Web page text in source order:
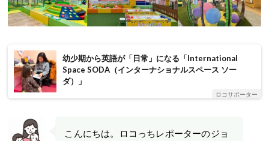
幼少期から英語が「日常」になる「International
Space SODA（インターナショナルスペース ソー
ダ）」
ロコサポーター
こんにちは。ロコっちレポーターのジョ